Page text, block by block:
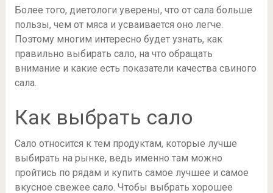
Более того, диетологи уверены, что от сала больше
пользы, чем от мяса и усваивается оно легче.
Поэтому многим интересно будет узнать, как
правильно выбирать сало, на что обращать
внимание и какие есть показатели качества свиного
сала.
Как выбрать сало
Сало относится к тем продуктам, которые лучше
выбирать на рынке, ведь именно там можно
пройтись по рядам и купить самое лучшее и самое
вкусное свежее сало. Чтобы выбрать хорошее